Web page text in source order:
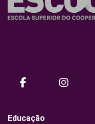
facebook
Educação